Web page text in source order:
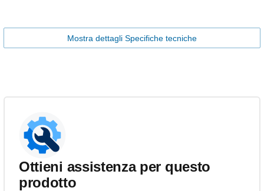
Mostra dettagli Specifiche tecniche
Ottieni assistenza per questo
prodotto